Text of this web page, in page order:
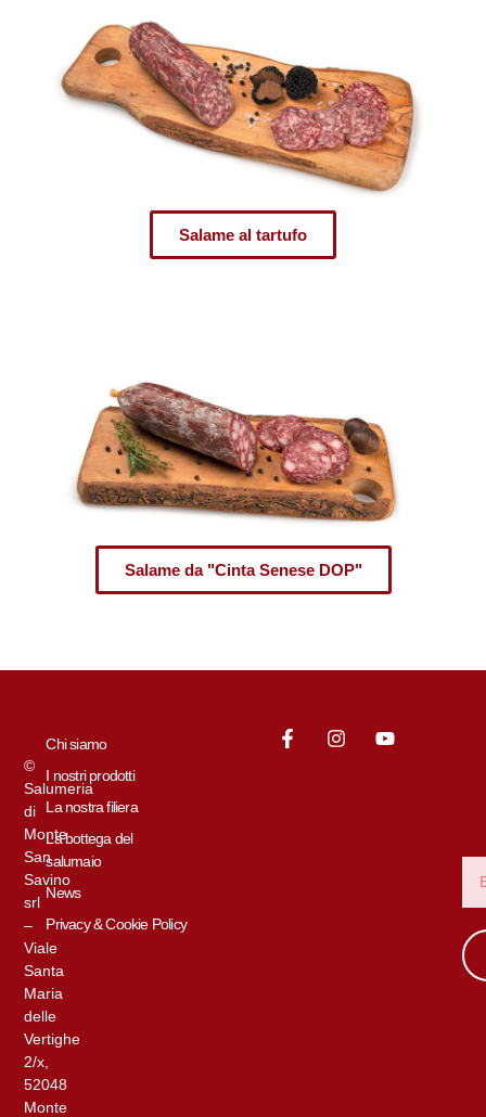
Salame al tartufo
Salame da "Cinta Senese DOP"
©
Salumeria
di
Monte
San
Savino
srl
–
Viale
Santa
Maria
delle
Vertighe
2/x,
52048
Monte
Chi siamo
I nostri prodotti
La nostra filiera
La bottega del
salumaio
News
Privacy & Cookie Policy